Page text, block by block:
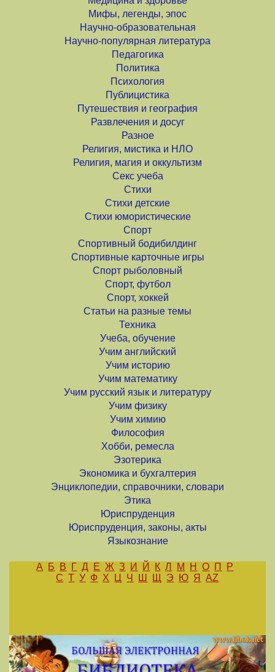
Мифы, легенды, эпос
Научно-образовательная
Научно-популярная литература
Педагогика
Политика
Психология
Публицистика
Путешествия и география
Развлечения и досуг
Разное
Религия, мистика и НЛО
Религия, магия и оккультизм
Секс учеба
Стихи
Стихи детские
Стихи юмористические
Спорт
Спортивный бодибилдинг
Спортивные карточные игры
Спорт рыболовный
Спорт, футбол
Спорт, хоккей
Статьи на разные темы
Техника
Учеба, обучение
Учим английский
Учим историю
Учим математику
Учим русский язык и литературу
Учим физику
Учим химию
Философия
Хобби, ремесла
Эзотерика
Экономика и бухгалтерия
Энциклопедии, справочники, словари
Этика
Юриспруденция
Юриспруденция, законы, акты
Языкознание
А Б В Г Д Е Ж З И Й К Л М Н О П
Р
С Т У Ф Х Ц Ч Ш Щ Э Ю Я AZ